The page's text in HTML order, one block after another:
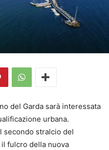
del Garda sarà interessata
urbana.
secondo stralcio del
fulcro della nuova